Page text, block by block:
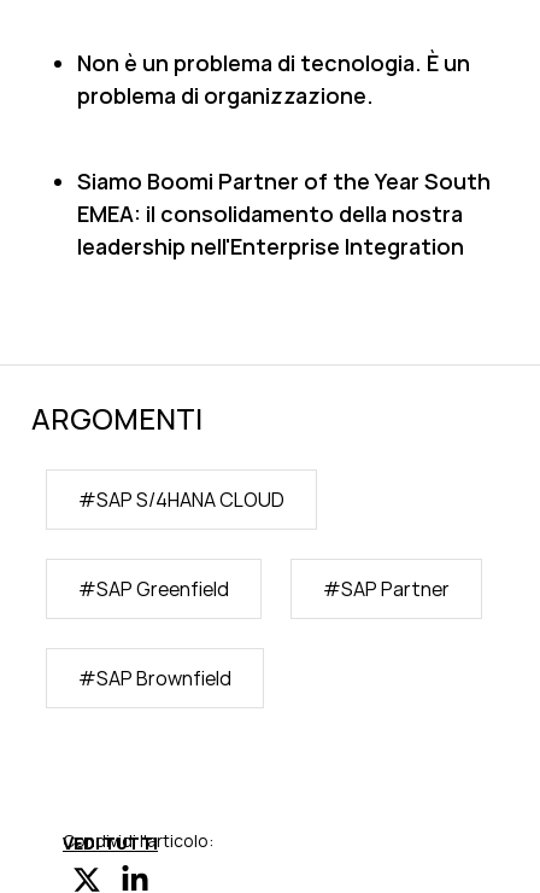
Non è un problema di tecnologia. È un
problema di organizzazione.
Siamo Boomi Partner of the Year South
EMEA: il consolidamento della nostra
leadership nell'Enterprise Integration
ARGOMENTI
#SAP S/4HANA CLOUD
#SAP Greenfield #SAP Partner
#SAP Brownfield
VEDI TUTTI
Condividi l'articolo: